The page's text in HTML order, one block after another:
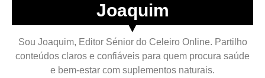
Joaquim
▼
Sou Joaquim, Editor Sénior do Celeiro Online. Partilho
conteúdos claros e confiáveis para quem procura saúde
e bem-estar com suplementos naturais.